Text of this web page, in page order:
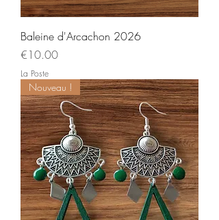
Baleine d'Arcachon 2026
Price
€10.00
La Poste
Nouveau !